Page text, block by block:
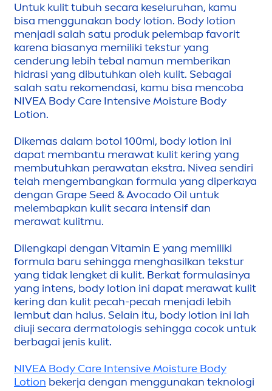
Untuk kulit tubuh secara keseluruhan, kamu
bisa menggunakan body lotion. Body lotion
menjadi salah satu produk pelembap favorit
karena biasanya memiliki tekstur yang
cenderung lebih tebal namun memberikan
hidrasi yang dibutuhkan oleh kulit. Sebagai
salah satu rekomendasi, kamu bisa mencoba
NIVEA Body Care Intensive Moisture Body
Lotion.
Dikemas dalam botol 100ml, body lotion ini
dapat membantu merawat kulit kering yang
membutuhkan perawatan ekstra. Nivea sendiri
telah mengembangkan formula yang diperkaya
dengan Grape Seed & Avocado Oil untuk
melembapkan kulit secara intensif dan
merawat kulitmu.
Dilengkapi denganVitamin E yang memiliki
formula baru sehingga menghasilkan tekstur
yang tidak lengket di kulit. Berkat formulasinya
yang intens, body lotion ini dapat merawat kulit
kering dan kulit pecah-pecah menjadi lebih
lembut dan halus. Selain itu, body lotion ini lah
diuji secara dermatologis sehingga cocok untuk
berbagai jenis kulit.
NIVEA Body Care Intensive Moisture Body
Lotion bekerja dengan menggunakan teknologi